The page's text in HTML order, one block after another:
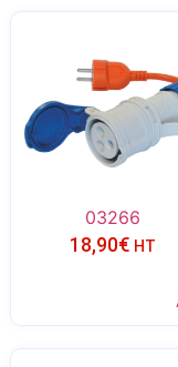
03266
18,90€ HT